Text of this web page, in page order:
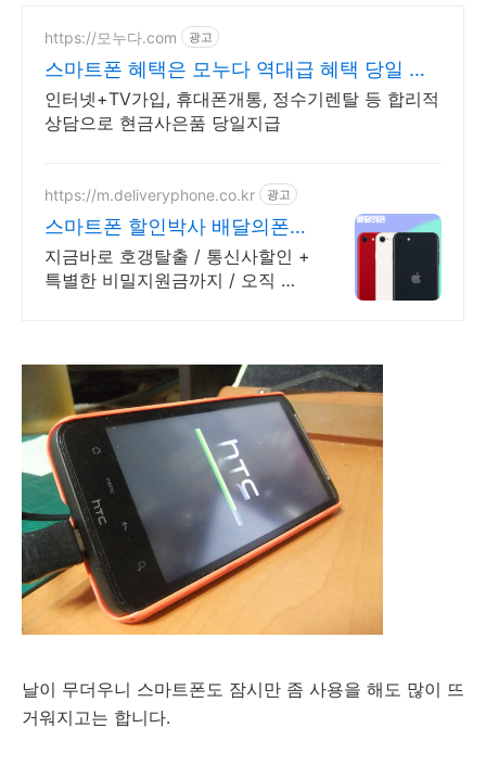
https://모누다.com 광고
스마트폰 혜택은 모누다 역대급 혜택 당일 입
금!
인터넷+TV가입, 휴대폰개통, 정수기렌탈 등 합리적
상담으로 현금사은품 당일지급
https://m.deliveryphone.co.kr 광고
스마트폰 할인박사 배달의폰
Secret 비밀지원금!
지금바로 호갱탈출 / 통신사할인 +
특별한 비밀지원금까지 / 오직 배
날이 무더우니 스마트폰도 잠시만 좀 사용을 해도 많이 뜨
거워지고는 합니다.